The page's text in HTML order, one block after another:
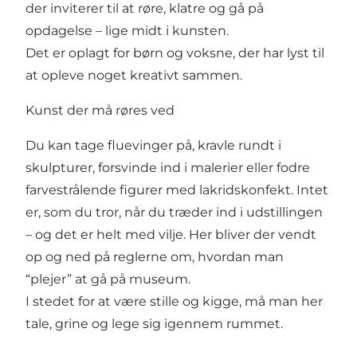
der inviterer til at røre, klatre og gå på
opdagelse – lige midt i kunsten.
Det er oplagt for børn og voksne, der har lyst til
at opleve noget kreativt sammen.
Kunst der må røres ved
Du kan tage fluevinger på, kravle rundt i
skulpturer, forsvinde ind i malerier eller fodre
farvestrålende figurer med lakridskonfekt. Intet
er, som du tror, når du træder ind i udstillingen
– og det er helt med vilje. Her bliver der vendt
op og ned på reglerne om, hvordan man
“plejer” at gå på museum.
I stedet for at være stille og kigge, må man her
tale, grine og lege sig igennem rummet.